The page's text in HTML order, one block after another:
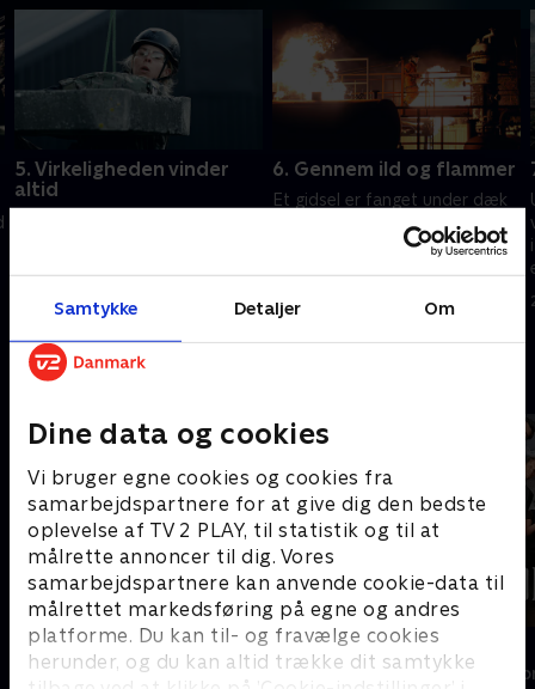
Samtykke Detaljer Om
Dine data og cookies
Vi bruger egne cookies og cookies fra
samarbejdspartnere for at give dig den bedste
oplevelse af TV 2 PLAY, til statistik og til at
målrette annoncer til dig. Vores
samarbejdspartnere kan anvende cookie-data til
målrettet markedsføring på egne og andres
platforme. Du kan til- og fravælge cookies
herunder, og du kan altid trække dit samtykke
5. Virkeligheden vinder
altid
man vild, er det næsten
19. maj 2025 • 45 min
6. Gennem ild og flammer
Et gidsel er fanget under dæk
på et brændende skib og skal
reddes ud. En opgave, der ikke
aspiranterne fysikken?
26. maj 2025 • 42 min
Andre så også
Spillet
Reality • 2 sæsoner
Forræder
Reality • 4